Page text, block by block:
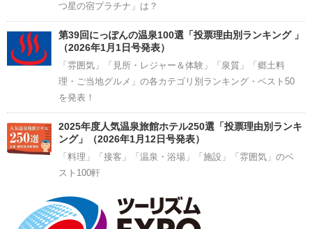
つ星の宿プラチナ」は？
第39回にっぽんの温泉100選「投票理由別ランキング 」
（2026年1月1日号発表）
「雰囲気」「見所・レジャー＆体験」「泉質」「郷土料
理・ご当地グルメ」の各カテゴリ別ランキング・ベスト50
を発表！
2025年度人気温泉旅館ホテル250選「投票理由別ランキ
ング」（2026年1月12日号発表）
「料理」「接客」「温泉・浴場」「施設」「雰囲気」のベ
スト100軒